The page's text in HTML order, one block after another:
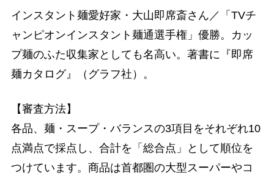
インスタント麺愛好家・大山即席斎さん／「TVチ
ャンピオンインスタント麺通選手権」優勝。カッ
プ麺のふた収集家としても名高い。著書に『即席
麺カタログ』（グラフ社）。
【審査方法】
各品、麺・スープ・バランスの3項目をそれぞれ10
点満点で採点し、合計を「総合点」として順位を
つけています。商品は首都圏の大型スーパーやコ